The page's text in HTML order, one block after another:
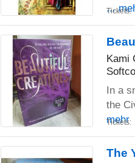
...
Tickets:
Kami
In a
the
mehr
Tickets:
The